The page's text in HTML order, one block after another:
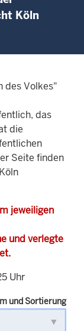
Köln
des Volkes"
das
die
Seite finden
jeweiligen
und verlegte
Uhr
und Sortierung